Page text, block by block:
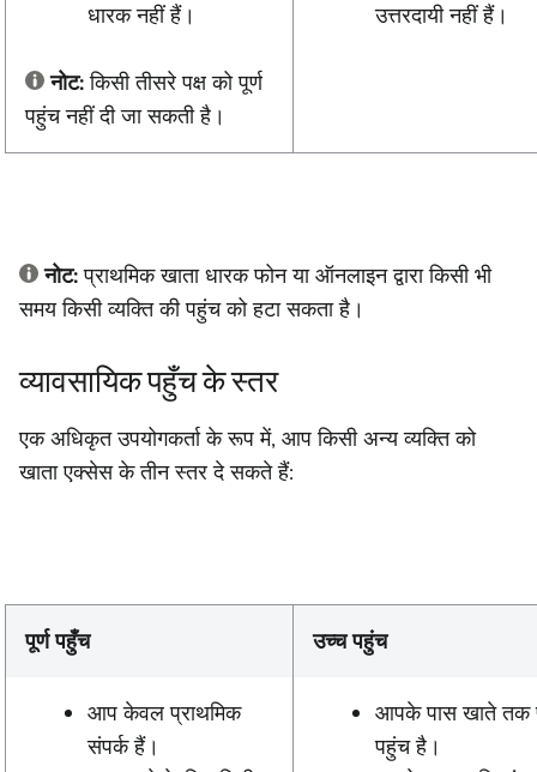
धारक नहीं हैं।
नोट:किसी तीसरे पक्ष को पूर्ण
पहुंच नहीं दी जा सकती है।
उत्तरदायी नहीं हैं।
नोट:प्राथमिक खाता धारक फोन या ऑनलाइन द्वारा किसी भी
समय किसी व्यक्ति की पहुंच को हटा सकता है।
व्यावसायिक पहुँच के स्तर
एक अधिकृत उपयोगकर्ता के रूप में, आप किसी अन्य व्यक्ति को
खाता एक्सेस के तीन स्तर दे सकते हैं:
पूर्ण पहुँच उच्च पहुंच
आप केवल प्राथमिक
संपर्क हैं।
आपके पास खाते तक
पहुंच है।